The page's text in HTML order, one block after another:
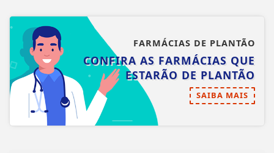
FARMÁCIAS DE PLANTÃO
CONFIRA AS FARMÁCIAS QUE
ESTARÃO DE PLANTÃO
SAIBA MAIS